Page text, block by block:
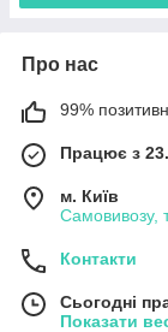
Про нас
99%
Працює з
м. Київ
Самовивозу,
Контакти
Сьогодні
Показати